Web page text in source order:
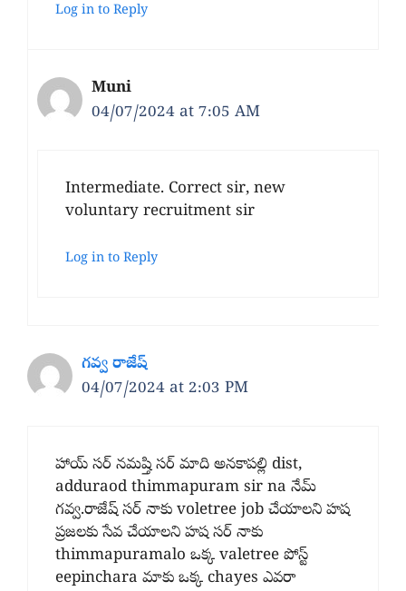
Log in to Reply
Muni
04/07/2024 at 7:05 AM
Intermediate. Correct sir, new
voluntary recruitment sir
Log in to Reply
గవ్వ రాజేష్
04/07/2024 at 2:03 PM
హాయ్ సర్ నమష్తి సర్ మాది అనకాపల్లి dist,
adduraod thimmapuram sir na నేమ్
గవ్వ.రాజేష్ సర్ నాకు voletree job చేయాలని హష
ప్రజలకు సేవ చేయాలని హష సర్ నాకు
thimmapuramalo ఒక్క valetree పోస్ట్
eepinchara మాకు ఒక్క chayes ఎవరా